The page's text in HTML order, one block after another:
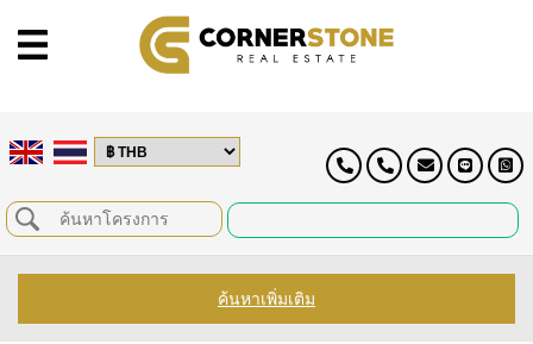
ค้นหาเพิ่มเติม